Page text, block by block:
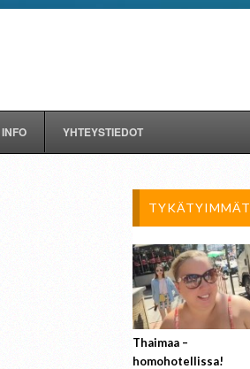
INFO YHTEYSTIEDOT
TYKÄTYIMMÄT
Thaimaa –
homohotellissa!